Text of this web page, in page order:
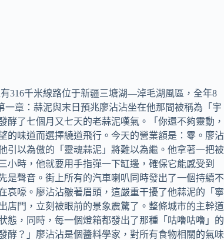
316千米線路位于新疆三塘湖—淖毛湖風區，全年8
章：蒜泥與末日預兆廖沾沾坐在他那間被稱為「宇
了七個月又七天的老蒜泥嘆氣。「你還不夠靈動，
的味道而選擇繞道飛行。今天的營業額是：零。廖沾
以為傲的「靈魂蒜泥」將難以為繼。他拿著一把被
時，他就要用手指彈一下缸邊，確保它能感受到
聲音。街上所有的汽車喇叭同時發出了一個持續不
嚎。廖沾沾皺著眉頭，這嚴重干擾了他蒜泥的「寧
店門，立刻被眼前的景象震驚了。整條城市的主幹道
態，同時，每一個燈箱都發出了那種「咕嚕咕嚕」的
？」廖沾沾是個醬料學家，對所有食物相關的氣味